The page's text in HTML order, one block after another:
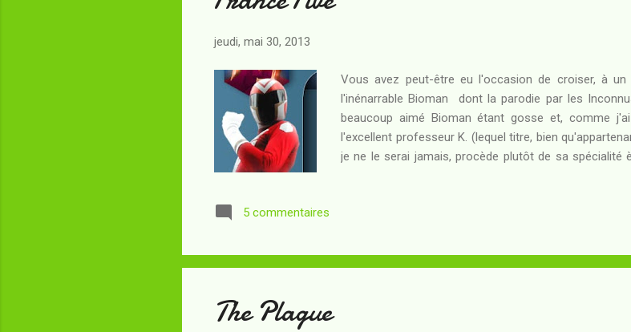
jeudi, mai 30, 2013
Vous avez peut-être eu l'occasion de croiser, à
l'inénarrable Bioman dont la parodie par les
beaucoup aimé Bioman étant gosse et, comme
l'excellent professeur K. (lequel titre, bien
je ne le serai jamais, procède plutôt de sa
d'entre eux ont dû à un moment ou à un autre jouer
caméras. Je ne parlerai pas ici de la très parodique
5 commentaires
The Plague